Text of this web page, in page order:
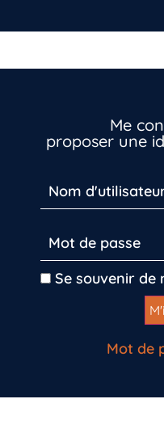
Me
proposer une
Se souvenir de
Mot de